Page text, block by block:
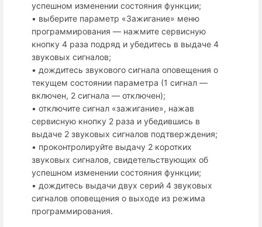
успешном изменении состояния функции;
• выберите параметр «Зажигание» меню
программирования — нажмите сервисную
кнопку 4 раза подряд и убедитесь в выдаче 4
звуковых сигналов;
• дождитесь звукового сигнала оповещения о
текущем состоянии параметра (1 сигнал —
включен, 2 сигнала — отключен);
• отключите сигнал «зажигание», нажав
сервисную кнопку 2 раза и убедившись в
выдаче 2 звуковых сигналов подтверждения;
• проконтролируйте выдачу 2 коротких
звуковых сигналов, свидетельствующих об
успешном изменении состояния функции;
• дождитесь выдачи двух серий 4 звуковых
сигналов оповещения о выходе из режима
программирования.